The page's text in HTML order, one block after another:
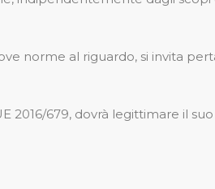
norme al riguardo, si invita
2016/679, dovrà legittimare il